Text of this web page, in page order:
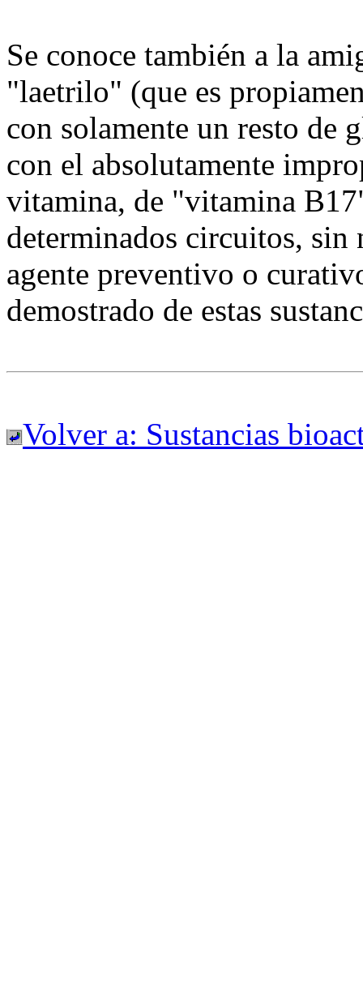
Se conoce también a la
"laetrilo" (que es
con solamente un resto de
con el absolutamente
vitamina, de "vitamina
determinados circuitos,
agente preventivo o
demostrado de estas
Volver a: Sustancias